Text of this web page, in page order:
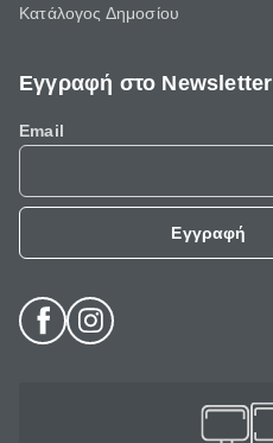
Κατάλογος Δημοσίου
Εγγραφή στο Newsletter
Email
Εγγραφή